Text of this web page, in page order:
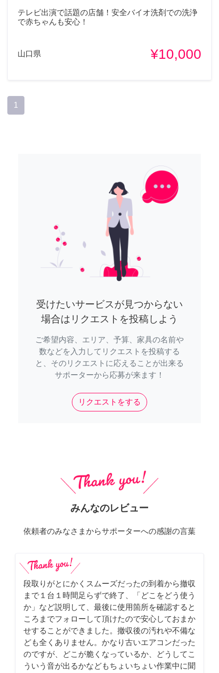
テレビ出演で話題の店舗！安全バイオ洗剤での洗浄
で赤ちゃんも安心！
山口県 ¥10,000
1
受けたいサービスが見つからない
場合はリクエストを投稿しよう
ご希望内容、エリア、予算、家具の名前や
数などを入力してリクエストを投稿する
と、そのリクエストに応えることが出来る
サポーターから応募が来ます！
リクエストをする
みんなのレビュー
依頼者のみなさまからサポーターへの感謝の言葉
段取りがとにかくスムーズだったの到着から撤収
まで１台１時間足らずで終了、「どこをどう使う
か」など説明して、最後に使用箇所を確認すると
ころまでフォローして頂けたので安心しておまか
せすることができました。撤収後の汚れや不備な
ども全くありません。かなり古いエアコンだった
のですが、どこが脆くなっているか、どうしてこ
ういう音が出るかなどもちょいちょい作業中に聞